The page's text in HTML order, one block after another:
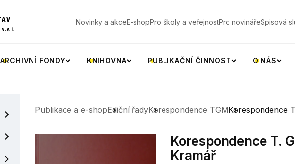
Novinky a akceE-shopPro školy a veřejnostPro novinářeSpisová
ARCHIVNÍ FONDY KNIHOVNA PUBLIKAČNÍ ČINNOST O NÁS
Publikace a e-shopEdiční řadyKorespondence TGMKorespondence
Korespondence T.
Kramář